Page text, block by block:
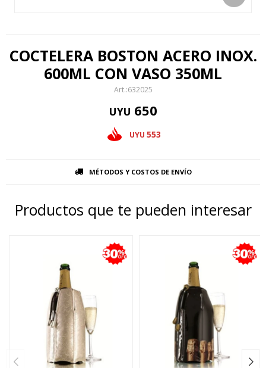
COCTELERA BOSTON ACERO INOX.
600ML CON VASO 350ML
632025
UYU 650
UYU 553
MÉTODOS Y COSTOS DE ENVÍO
Productos que te pueden interesar